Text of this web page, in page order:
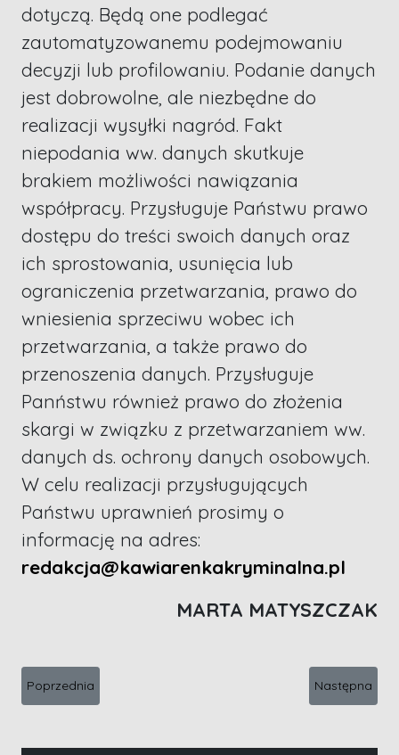
dotyczą. Będą one podlegać
zautomatyzowanemu podejmowaniu
decyzji lub profilowaniu. Podanie danych
jest dobrowolne, ale niezbędne do
realizacji wysyłki nagród. Fakt
niepodania ww. danych skutkuje
brakiem możliwości nawiązania
współpracy. Przysługuje Państwu prawo
dostępu do treści swoich danych oraz
ich sprostowania, usunięcia lub
ograniczenia przetwarzania, prawo do
wniesienia sprzeciwu wobec ich
przetwarzania, a także prawo do
przenoszenia danych. Przysługuje
Panństwu również prawo do złożenia
skargi w związku z przetwarzaniem ww.
danych ds. ochrony danych osobowych.
W celu realizacji przysługujących
Państwu uprawnień prosimy o
informację na adres:
redakcja@kawiarenkakryminalna.pl
MARTA MATYSZCZAK
Poprzednia strona: Zgarnij Ostrze Anne Mette Hancock!
Poprzednia Następna
Następna